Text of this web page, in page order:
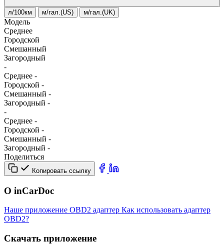
л/100км м/гал.(US) м/гал.(UK)
Модель
Среднее
Городской
Смешанный
Загородный
-
Среднее -
Городской -
Смешанный -
Загородный -
-
Среднее -
Городской -
Смешанный -
Загородный -
Поделиться
Копировать ссылку
О inCarDoc
Наше приложение OBD2 адаптер Как использовать адаптер
OBD2?
Скачать приложение